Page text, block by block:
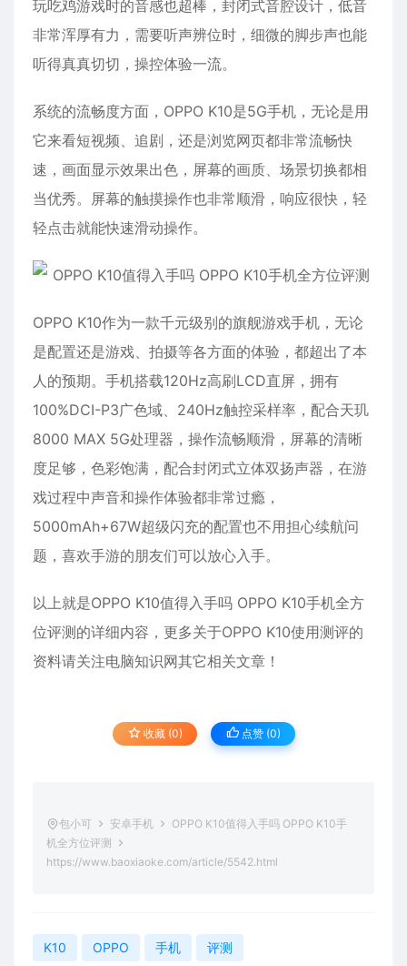
玩吃鸡游戏时的音感也超棒，封闭式音腔设计，低音
非常浑厚有力，需要听声辨位时，细微的脚步声也能
听得真真切切，操控体验一流。
系统的流畅度方面，OPPO K10是5G手机，无论是用
它来看短视频、追剧，还是浏览网页都非常流畅快
速，画面显示效果出色，屏幕的画质、场景切换都相
当优秀。屏幕的触摸操作也非常顺滑，响应很快，轻
轻点击就能快速滑动操作。
OPPO K10作为一款千元级别的旗舰游戏手机，无论
是配置还是游戏、拍摄等各方面的体验，都超出了本
人的预期。手机搭载120Hz高刷LCD直屏，拥有
100%DCI-P3广色域、240Hz触控采样率，配合天玑
8000 MAX 5G处理器，操作流畅顺滑，屏幕的清晰
度足够，色彩饱满，配合封闭式立体双扬声器，在游
戏过程中声音和操作体验都非常过瘾，
5000mAh+67W超级闪充的配置也不用担心续航问
题，喜欢手游的朋友们可以放心入手。
以上就是OPPO K10值得入手吗 OPPO K10手机全方
位评测的详细内容，更多关于OPPO K10使用测评的
资料请关注电脑知识网其它相关文章！
收藏 (0) 点赞 (0)
包小可 安卓手机
OPPO K10值得入手吗 OPPO K10手
机全方位评测
https://www.baoxiaoke.com/article/5542.html
K10 OPPO 手机 评测